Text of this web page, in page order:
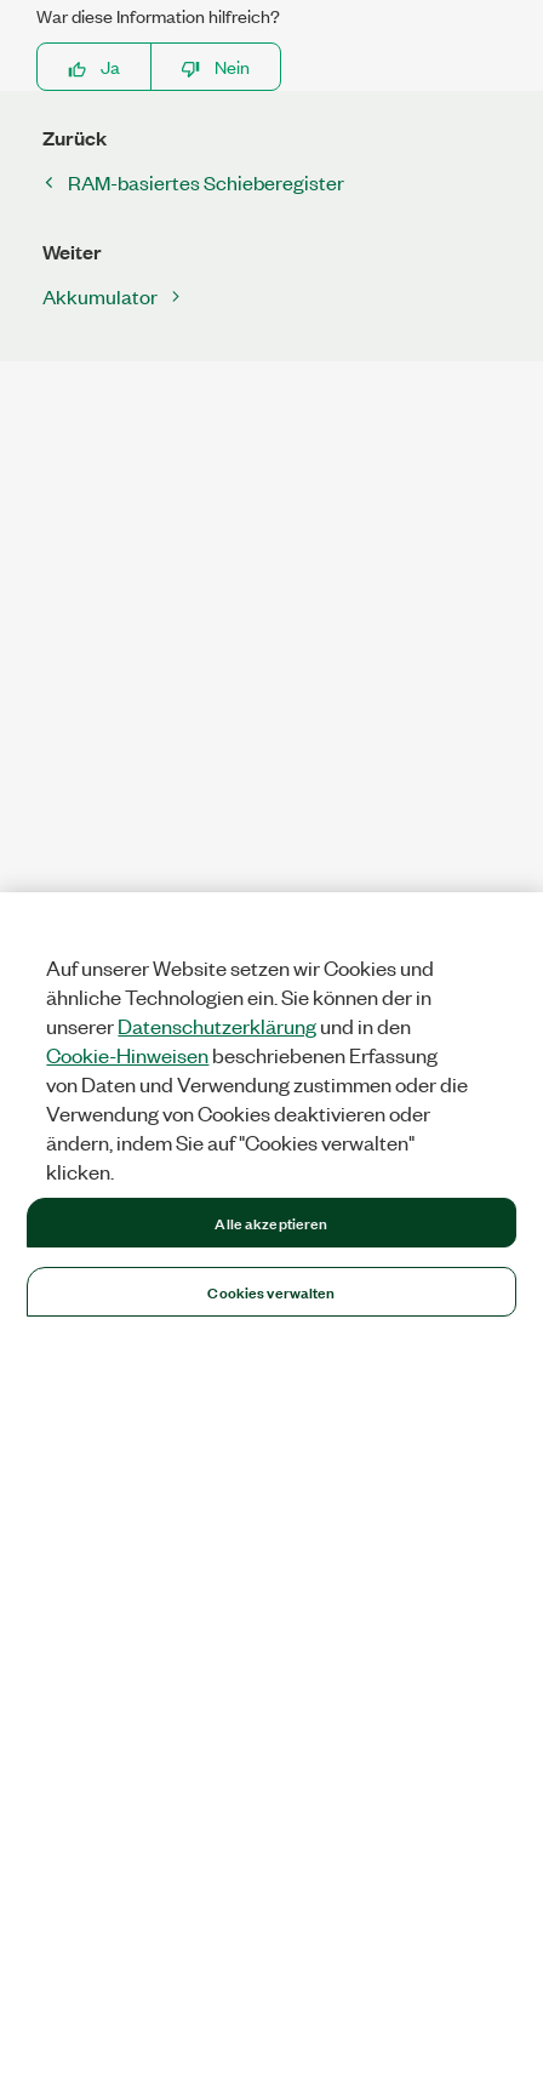
War diese Information hilfreich?
Ja
Nein
Zurück
RAM-basiertes Schieberegister
Weiter
Akkumulator
Auf unserer Website setzen wir Cookies und
ähnliche Technologien ein. Sie können der in
unsererDatenschutzerklärungund in den
Cookie-Hinweisenbeschriebenen Erfassung
von Daten und Verwendung zustimmen oder die
Verwendung von Cookies deaktivieren oder
ändern, indem Sie auf "Cookies verwalten"
klicken.
Cookies verwalten
Alle akzeptieren